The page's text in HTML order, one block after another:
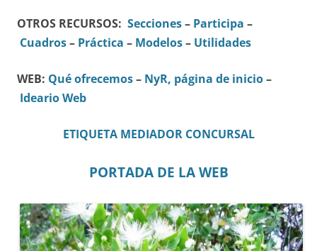
OTROS RECURSOS: Secciones– Participa –
Cuadros– Práctica – Modelos– Utilidades
WEB: Qué ofrecemos– NyR, página de inicio–
Ideario Web
ETIQUETA MEDIADOR CONCURSAL
PORTADA DE LA WEB